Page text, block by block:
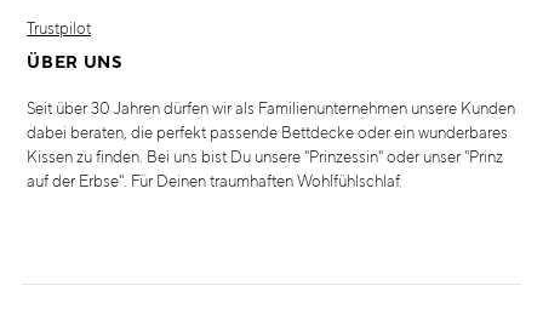
Trustpilot
ÜBER UNS
Seit über 30 Jahren dürfen wir als Familienunternehmen unsere Kunden
dabei beraten, die perfekt passende Bettdecke oder ein wunderbares
Kissen zu finden. Bei uns bist Du unsere "Prinzessin" oder unser "Prinz
auf der Erbse". Für Deinen traumhaften Wohlfühlschlaf.